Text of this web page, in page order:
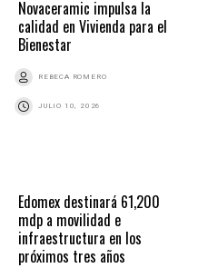
Novaceramic impulsa la
calidad en Vivienda para el
Bienestar
REBECA ROMERO
JULIO 10, 2026
Edomex destinará 61,200
mdp a movilidad e
infraestructura en los
próximos tres años